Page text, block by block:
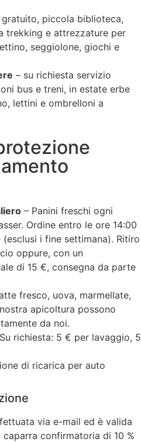
gratuito, piccola biblioteca,
trekking e attrezzature per
seggiolone, giochi e
– su richiesta servizio
bus e treni, in estate erbe
lettini e ombrelloni a
– Panini freschi ogni
Ordine entro le ore 14:00
i fine settimana). Ritiro
oppure, con un
di 15 €, consegna da parte
fresco, uova, marmellate,
apicoltura possono
da noi.
richiesta: 5 € per lavaggio, 5
di ricarica per auto
via e-mail ed è valida
confirmatoria di 10 %